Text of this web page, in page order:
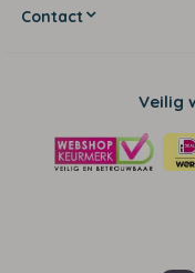
Contact
Veilig